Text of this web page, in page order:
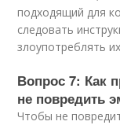
подходящий для
следовать
злоупотреблять
Вопрос 7: Как
не повредить
Чтобы не